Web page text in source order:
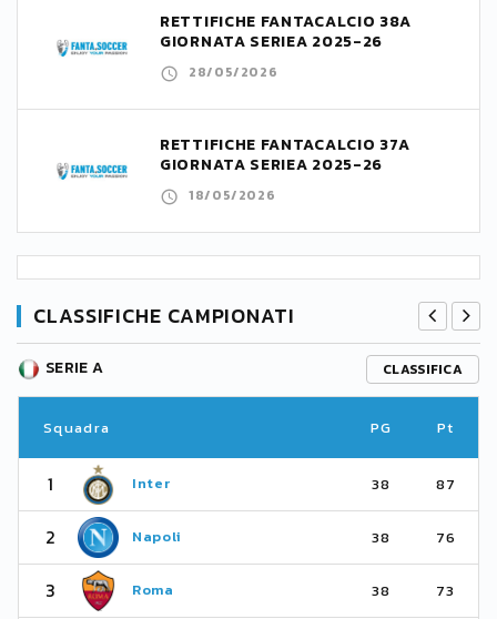
RETTIFICHE FANTACALCIO 38A
GIORNATA SERIEA 2025-26
28/05/2026
RETTIFICHE FANTACALCIO 37A
GIORNATA SERIEA 2025-26
18/05/2026
CLASSIFICHE CAMPIONATI
SERIE A CLASSIFICA
Squadra PG Pt
1 Inter 38 87
2 Napoli 38 76
3 Roma 38 73